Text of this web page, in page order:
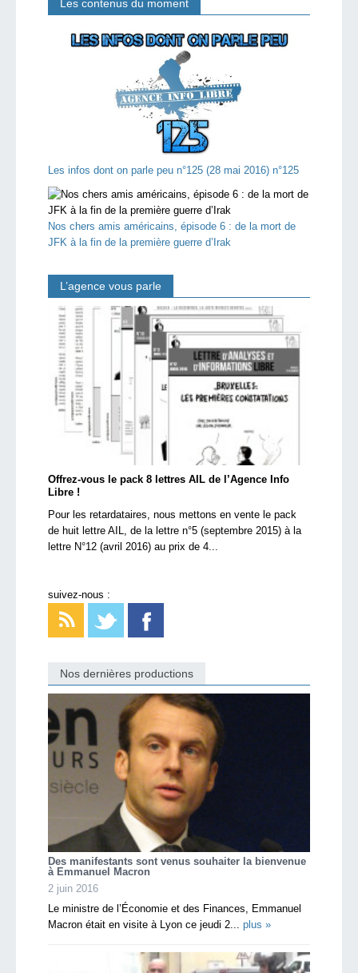
Les contenus du moment
Les infos dont on parle peu n°125 (28 mai 2016) n°125
Nos chers amis américains, épisode 6 : de la mort de
JFK à la fin de la première guerre d’Irak
L’agence vous parle
Offrez-vous le pack 8 lettres AIL de l’Agence Info
Libre !
Pour les retardataires, nous mettons en vente le pack
de huit lettre AIL, de la lettre n°5 (septembre 2015) à la
lettre N°12 (avril 2016) au prix de 4...
suivez-nous :
Nos dernières productions
Des manifestants sont venus souhaiter la bienvenue
à Emmanuel Macron
2 juin 2016
Le ministre de l’Économie et des Finances, Emmanuel
Macron était en visite à Lyon ce jeudi 2... plus »